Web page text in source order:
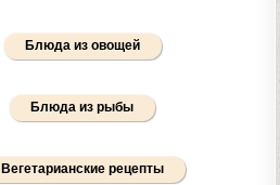
Блюда из овощей
Блюда из рыбы
Вегетарианские рецепты